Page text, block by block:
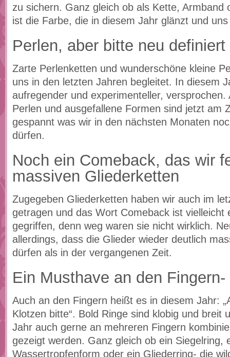
zu sichern. Ganz gleich ob als Kette, Armband
ist die Farbe, die in diesem Jahr glänzt und
Perlen, aber bitte neu definiert
Zarte Perlenketten und wunderschöne kleine
uns in den letzten Jahren begleitet. In diesem
aufregender und experimenteller, versprochen.
Perlen und ausgefallene Formen sind jetzt am
gespannt was wir in den nächsten Monaten
dürfen.
Noch ein Comeback, das wir
massiven Gliederketten
Zugegeben Gliederketten haben wir auch im
getragen und das Wort Comeback ist vielleicht
gegriffen, denn weg waren sie nicht wirklich.
allerdings, dass die Glieder wieder deutlich
dürfen als in der vergangenen Zeit.
Ein Musthave an den
Auch an den Fingern heißt es in diesem Jahr:
Klotzen bitte“. Bold Ringe sind klobig und breit
Jahr auch gerne an mehreren Fingern
gezeigt werden. Ganz gleich ob ein Siegelring,
Wassertropfenform oder ein Gliederring- die